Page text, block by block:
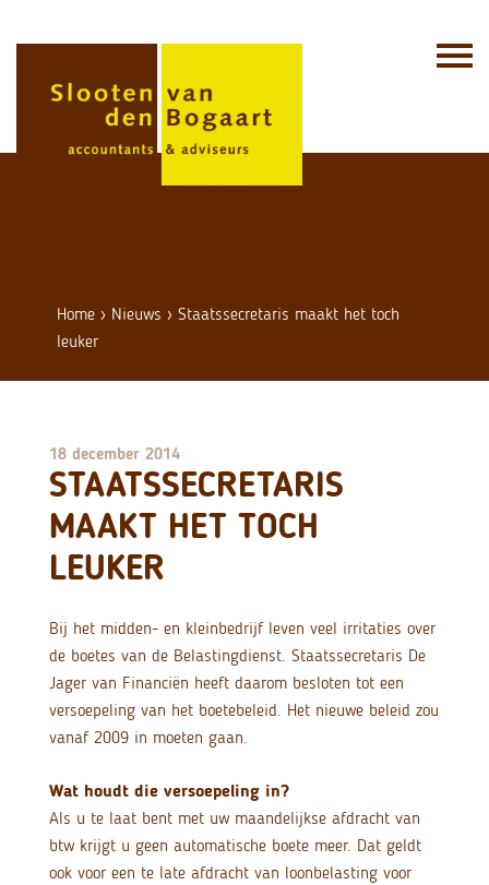
Home › Nieuws ›Staatssecretaris maakt het toch
leuker
18 december 2014
STAATSSECRETARIS
MAAKT HET TOCH
LEUKER
Bij het midden- en kleinbedrijf leven veel irritaties over
de boetes van de Belastingdienst. Staatssecretaris De
Jager van Financiën heeft daarom besloten tot een
versoepeling van het boetebeleid. Het nieuwe beleid zou
vanaf 2009 in moeten gaan.
Wat houdt die versoepeling in?
Als u te laat bent met uw maandelijkse afdracht van
btw krijgt u geen automatische boete meer. Dat geldt
ook voor een te late afdracht van loonbelasting voor